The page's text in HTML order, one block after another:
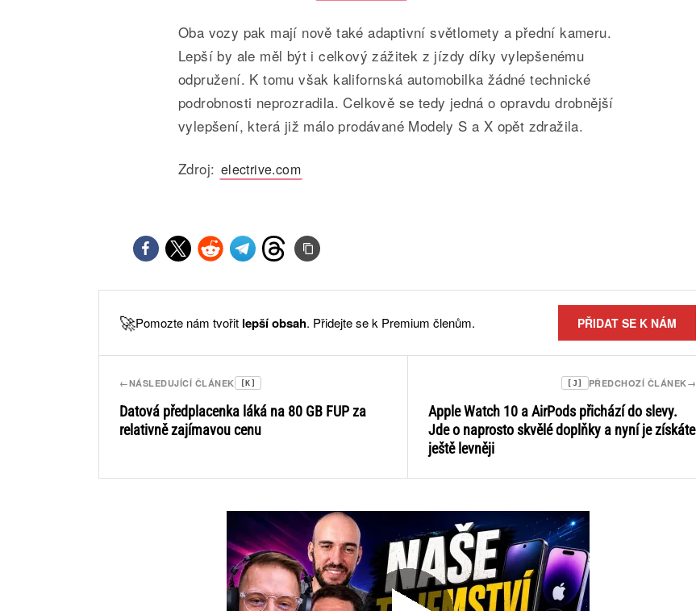
Oba vozy pak mají nově také adaptivní světlomety a přední kameru.
Lepší by ale měl být i celkový zážitek z jízdy díky vylepšenému
odpružení. K tomu však kalifornská automobilka žádné technické
podrobnosti neprozradila. Celkově se tedy jedná o opravdu drobnější
vylepšení, která již málo prodávané Modely S a X opět zdražila.
Zdroj: electrive.com
🚀Pomozte nám tvořit lepší obsah. Přidejte se k Premium členům. PŘIDAT SE K NÁM
←NÁSLEDUJÍCÍ ČLÁNEK [K]
Datová předplacenka láká na 80 GB FUP za
relativně zajímavou cenu
→
PŘEDCHOZÍ ČLÁNEK
[J]
Apple Watch 10 a AirPods přichází do slevy.
Jde o naprosto skvělé doplňky a nyní je získáte
ještě levněji